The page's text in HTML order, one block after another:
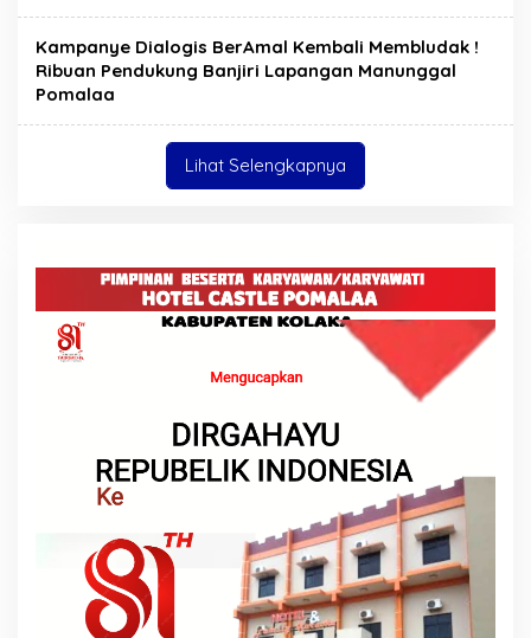
Kampanye Dialogis BerAmal Kembali Membludak !
Ribuan Pendukung Banjiri Lapangan Manunggal
Pomalaa
Lihat Selengkapnya